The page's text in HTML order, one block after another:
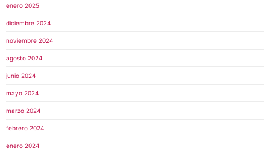
enero 2025
diciembre 2024
noviembre 2024
agosto 2024
junio 2024
mayo 2024
marzo 2024
febrero 2024
enero 2024